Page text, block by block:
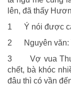
lên, đã thấy
1 Ý nói được
2 Nguyên văn:
3 Vợ vua
chết, bà khóc
đâu thì có vần